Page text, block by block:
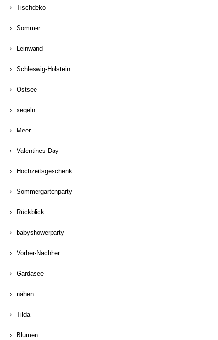
Tischdeko
Sommer
Leinwand
Schleswig-Holstein
Ostsee
segeln
Meer
Valentines Day
Hochzeitsgeschenk
Sommergartenparty
Rückblick
babyshowerparty
Vorher-Nachher
Gardasee
nähen
Tilda
Blumen